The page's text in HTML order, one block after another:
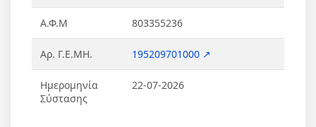
Α.Φ.Μ 803355236
Αρ. Γ.Ε.ΜΗ. 195209701000 ↗
Ημερομηνία
Σύστασης
22-07-2026